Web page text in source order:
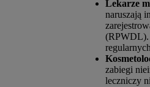
Lekarze
naruszają
(RPWDL).
zabiegi
leczniczy